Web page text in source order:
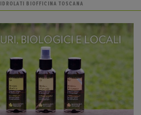
IDROLATI BIOFFICINA TOSCANA